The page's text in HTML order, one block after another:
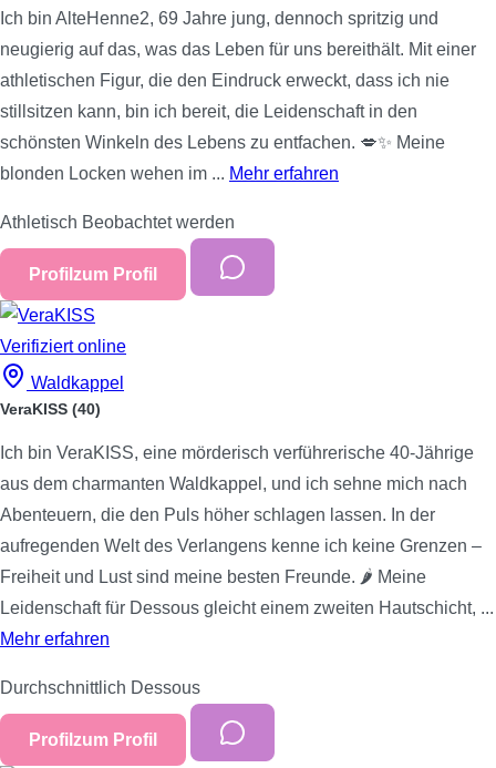
Ich bin AlteHenne2, 69 Jahre jung, dennoch spritzig und
neugierig auf das, was das Leben für uns bereithält. Mit einer
athletischen Figur, die den Eindruck erweckt, dass ich nie
stillsitzen kann, bin ich bereit, die Leidenschaft in den
schönsten Winkeln des Lebens zu entfachen. 💋✨ Meine
blonden Locken wehen im ... Mehr erfahren
Athletisch Beobachtet werden
Profil zum Profil
Verifiziertonline
Waldkappel
VeraKISS (40)
Ich bin VeraKISS, eine mörderisch verführerische 40-Jährige
aus dem charmanten Waldkappel, und ich sehne mich nach
Abenteuern, die den Puls höher schlagen lassen. In der
aufregenden Welt des Verlangens kenne ich keine Grenzen –
Freiheit und Lust sind meine besten Freunde. 🌶️ Meine
Leidenschaft für Dessous gleicht einem zweiten Hautschicht, ...
Mehr erfahren
Durchschnittlich Dessous
Profil zum Profil